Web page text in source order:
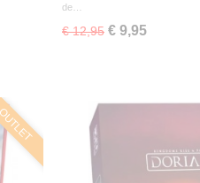
de…
€ 12,95 € 9,95